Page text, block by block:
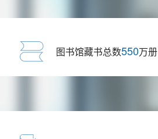
图书馆藏书总数550万册